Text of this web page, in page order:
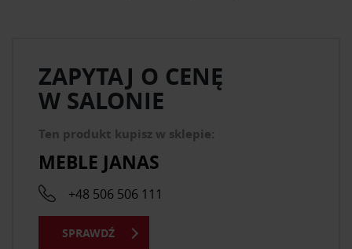
ZAPYTAJ O CENĘ
W SALONIE
Ten produkt kupisz w sklepie:
MEBLE JANAS
+48 506 506 111
SPRAWDŹ